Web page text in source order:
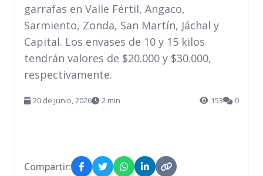
garrafas en Valle Fértil, Angaco,
Sarmiento, Zonda, San Martín, Jáchal y
Capital. Los envases de 10 y 15 kilos
tendrán valores de $20.000 y $30.000,
respectivamente.
20 de junio, 2026 2 min 153 0
Compartir: